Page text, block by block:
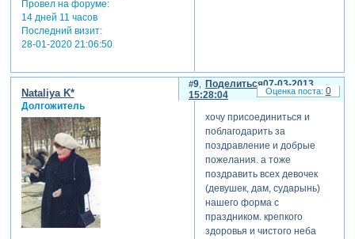
Провел на форуме:
14 дней 11 часов
Последний визит:
28-01-2020 21:06:50
Поделиться
9
07-03-2013
15:28:04
Nataliya K*
Долгожитель
хочу присоединиться и
поблагодарить за
поздравление и добрые
пожелания. а тоже
поздравить всех девочек
(девушек, дам, сударынь)
нашего форма с
праздником. крепкого
здоровья и чистого неба
0